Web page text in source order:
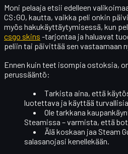
Moni pelaaja etsii edelleen
CS:GO, kautta, vaikka peli onkin
myös hakukäyttäytymisessä, kun
csgo skins -tarjontaa ja haluavat
peliin tai päivittää sen vastaamaan
Ennen kuin teet isompia ostoksia,
perussääntö:
Tarkista aina, että
luotettava ja käyttää
Ole tarkkana
Steamissa – varmista, että
Älä koskaan jaa Steam
salasanojasi kenellekään.